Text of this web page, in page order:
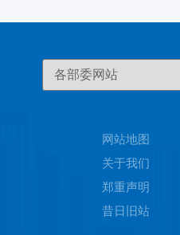
网站地图
关于我们
郑重声明
昔日旧站